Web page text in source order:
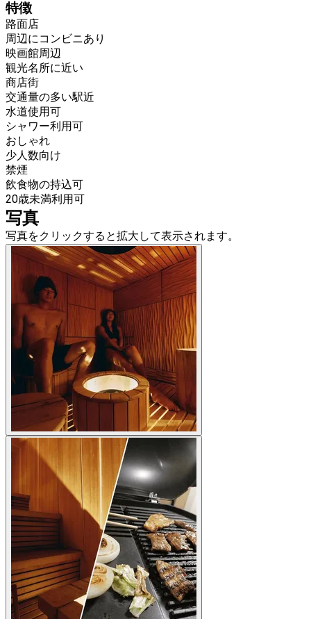
特徴
路面店
周辺にコンビニあり
映画館周辺
観光名所に近い
商店街
交通量の多い駅近
水道使用可
シャワー利用可
おしゃれ
少人数向け
禁煙
飲食物の持込可
20歳未満利用可
写真
写真をクリックすると拡大して表示されます。